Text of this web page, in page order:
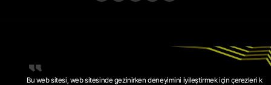
Bu web sitesi, web sitesinde gezinirken deneyimini iyileştirmek için çerezleri k